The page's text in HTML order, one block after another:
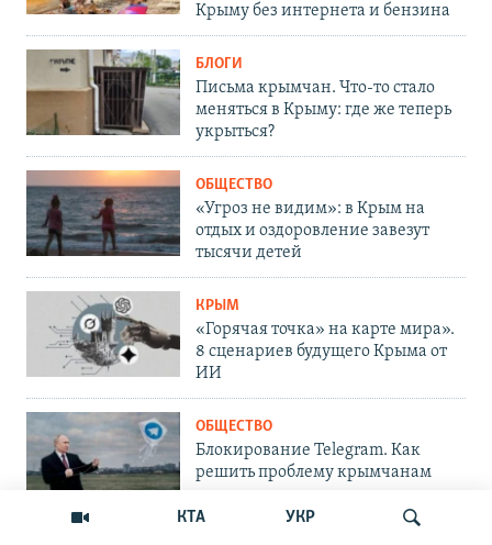
КТА УКР
Крыму без интернета и бензина
БЛОГИ
Письма крымчан. Что-то стало
меняться в Крыму: где же теперь
укрыться?
ОБЩЕСТВО
«Угроз не видим»: в Крым на
отдых и оздоровление завезут
тысячи детей
КРЫМ
«Горячая точка» на карте мира».
8 сценариев будущего Крыма от
ИИ
ОБЩЕСТВО
Блокирование Telegram. Как
решить проблему крымчанам